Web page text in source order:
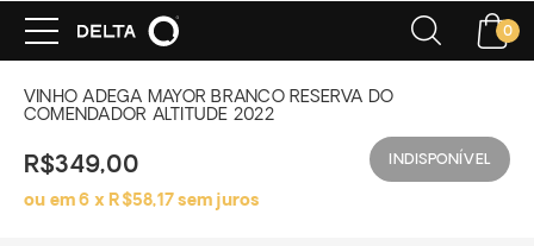
0
VINHO ADEGA MAYOR BRANCO RESERVA DO
COMENDADOR ALTITUDE 2022
R$349,00
ou em 6 xR$58,17 sem juros
INDISPONÍVEL